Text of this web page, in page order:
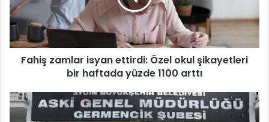
z
a
l
s
y
Fahiş zamlar isyan ettirdi: Özel okul şikayetleri
bir haftada yüzde 1100 arttı
B
a